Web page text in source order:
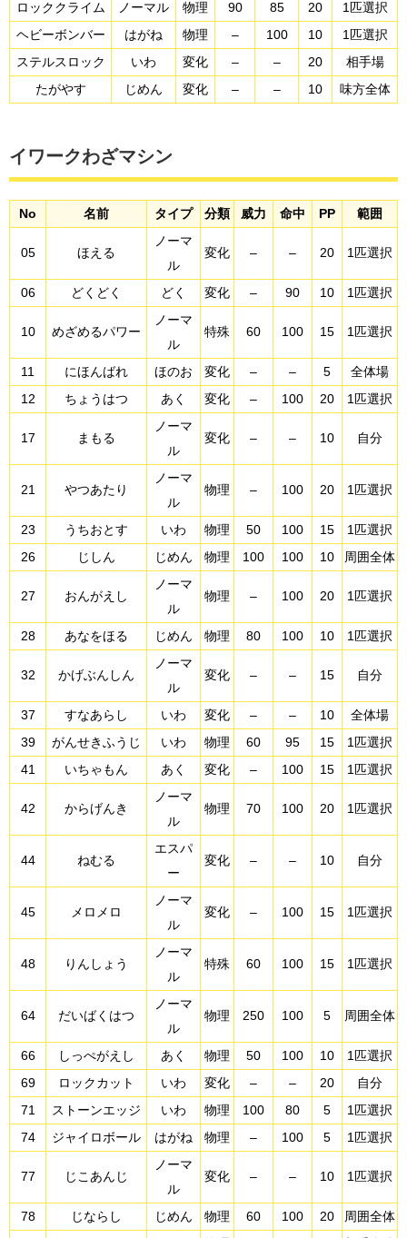
ロッククライム
ノーマル 物理 90 85 20
1匹選択
ヘビーボンバー
はがね 物理 – 100 10
1匹選択
ステルスロック
いわ 変化 – – 20
相手場
たがやす
じめん 変化 – – 10 味方全体
イワークわざマシン
No 名前 タイプ 分類 威力 命中 PP 範囲
05 ほえる
ノーマ
ル
変化 – – 20 1匹選択
06 どくどく どく 変化 – 90 10 1匹選択
10 めざめるパワー
ノーマ
ル
特殊 60 100 15 1匹選択
11 にほんばれ ほのお 変化 – – 5
全体場
12
ちょうはつ あく 変化 – 100 20 1匹選択
17 まもる
ノーマ
ル
変化 – – 10 自分
21 やつあたり
ノーマ
ル
物理 – 100 20 1匹選択
23 うちおとす いわ 物理 50 100 15
1匹選択
26
じしん じめん 物理 100 100 10 周囲全体
27 おんがえし
ノーマ
ル
物理 – 100 20 1匹選択
28 あなをほる じめん 物理 80 100 10 1匹選択
32 かげぶんしん
ノーマ
ル
変化 – – 15 自分
37 すなあらし いわ 変化 – – 10
全体場
39
がんせきふうじ いわ 物理 60 95 15
1匹選択
41
いちゃもん あく 変化 – 100 15 1匹選択
42 からげんき
ノーマ
ル
物理 70 100 20 1匹選択
44 ねむる
エスパ
ー
変化 – – 10 自分
45 メロメロ
ノーマ
ル
変化 – 100 15 1匹選択
48 りんしょう
ノーマ
ル
特殊 60 100 15 1匹選択
64 だいばくはつ
ノーマ
ル
物理 250 100 5 周囲全体
66 しっぺがえし あく 物理 50 100 10
1匹選択
69
ロックカット いわ 変化 – – 20
自分
71
ストーンエッジ いわ 物理 100 80 5
1匹選択
74
ジャイロボール はがね 物理 – 100 5 1匹選択
77 じこあんじ
ノーマ
ル
変化 – – 10 1匹選択
78 じならし じめん 物理 60 100 20
周囲全体